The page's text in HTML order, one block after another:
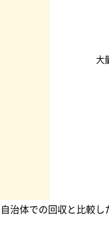
大
治体での回収と比較